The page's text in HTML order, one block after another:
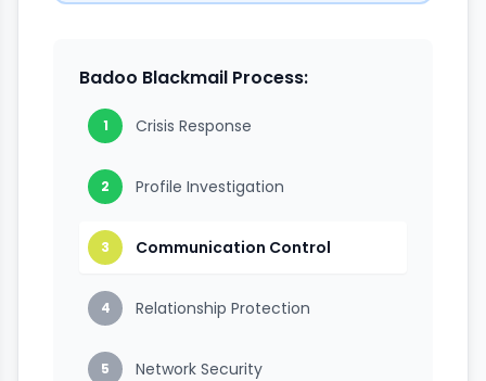
Badoo Blackmail Process:
1 Crisis Response
2 Profile Investigation
3 Communication Control
4 Relationship Protection
5 Network Security